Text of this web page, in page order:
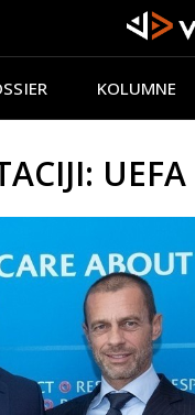
KOLUMNE